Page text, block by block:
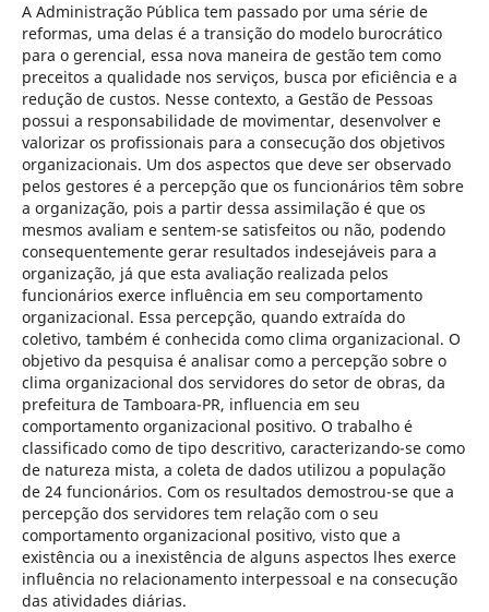
A Administração Pública tem passado por uma série de
reformas, uma delas é a transição do modelo burocrático
para o gerencial, essa nova maneira de gestão tem como
preceitos a qualidade nos serviços, busca por eficiência e a
redução de custos. Nesse contexto, a Gestão de Pessoas
possui a responsabilidade de movimentar, desenvolver e
valorizar os profissionais para a consecução dos objetivos
organizacionais. Um dos aspectos que deve ser observado
pelos gestores é a percepção que os funcionários têm sobre
a organização, pois a partir dessa assimilação é que os
mesmos avaliam e sentem-se satisfeitos ou não, podendo
consequentemente gerar resultados indesejáveis para a
organização, já que esta avaliação realizada pelos
funcionários exerce influência em seu comportamento
organizacional. Essa percepção, quando extraída do
coletivo, também é conhecida como clima organizacional. O
objetivo da pesquisa é analisar como a percepção sobre o
clima organizacional dos servidores do setor de obras, da
prefeitura de Tamboara-PR, influencia em seu
comportamento organizacional positivo. O trabalho é
classificado como de tipo descritivo, caracterizando-se como
de natureza mista, a coleta de dados utilizou a população
de 24 funcionários. Com os resultados demostrou-se que a
percepção dos servidores tem relação com o seu
comportamento organizacional positivo, visto que a
existência ou a inexistência de alguns aspectos lhes exerce
influência no relacionamento interpessoal e na consecução
das atividades diárias.